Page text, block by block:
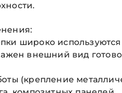
широко
внешний вид
(крепление